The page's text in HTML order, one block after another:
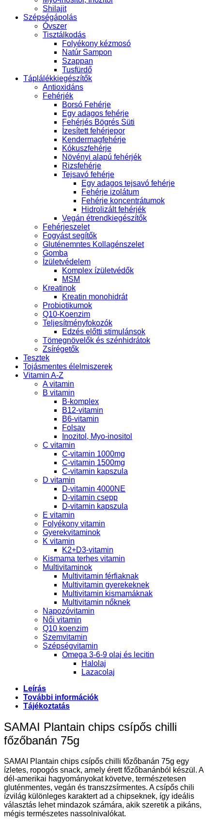
Shilajit
Szépségápolás
Óvszer
Tisztálkodás
Folyékony kézmosó
Natúr Sampon
Szappan
Tusfürdő
Táplálékkiegészítők
Antioxidáns
Fehérjék
Borsó Fehérje
Egy adagos fehérje
Fehérjés Bögrés Süti
Ízesített fehérjepor
Kendermagfehérje
Kókuszfehérje
Növényi alapú fehérjék
Rizsfehérje
Tejsavó fehérje
Egy adagos tejsavó fehérje
Fehérje izolátum
Fehérje koncentrátumok
Hidrolizált fehérjék
Vegán étrendkiegészítők
Fehérjeszelet
Fogyást segítők
Gluténemntes Kollagénszelet
Gomba
Ízületvédelem
Komplex ízületvédők
MSM
Kreatinok
Kreatin monohidrát
Probiotikumok
Q10-Koenzim
Teljesítményfokozók
Edzés előtti stimulánsok
Tömegnövelők és szénhidrátok
Zsírégetők
Tesztek
Tojásmentes élelmiszerek
Vitamin A-Z
A vitamin
B vitamin
B-komplex
B12-vitamin
B6-vitamin
Folsav
Inozitol, Myo-inositol
C vitamin
C-vitamin 1000mg
C-vitamin 1500mg
C-vitamin kapszula
D vitamin
D-vitamin 4000NE
D-vitamin csepp
D-vitamin kapszula
E vitamin
Folyékony vitamin
Gyerekvitaminok
K vitamin
K2+D3-vitamin
Kismama terhes vitamin
Multivitaminok
Multivitamin férfiaknak
Multivitamin gyerekeknek
Multivitamin kismamáknak
Multivitamin nőknek
Napozóvitamin
Női vitamin
Q10 koenzim
Szemvitamin
Szépségvitamin
Omega 3-6-9 olaj és lecitin
Halolaj
Lazacolaj
Leírás
További információk
Tájékoztatás
SAMAI Plantain chips csípős chilli
főzőbanán 75g
SAMAI Plantain chips csípős chilli főzőbanán 75g egy
ízletes, ropogós snack, amely érett főzőbanánból készül. A
dél-amerikai hagyományokat követve, természetesen
gluténmentes, vegán és transzzsírmentes. A csípős chili
ízvilág különleges karaktert ad a chipseknek, így ideális
választás lehet mindazok számára, akik szeretik a pikáns,
mégis természetes nassolnivalókat.